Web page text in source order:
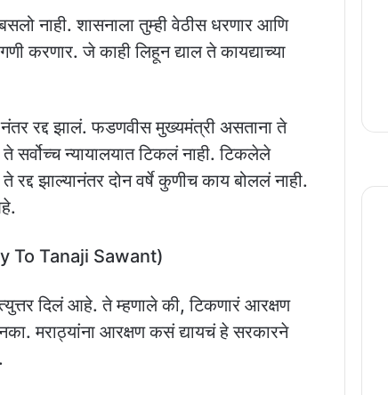
नाही. शासनाला तुम्ही वेठीस धरणार आणि
करणार. जे काही लिहून द्याल ते कायद्याच्या
रद्द झालं. फडणवीस मुख्यमंत्री असताना ते
न्यायालयात टिकलं नाही. टिकलेले
झाल्यानंतर दोन वर्षे कुणीच काय बोललं नाही.
To Tanaji Sawant)
दिलं आहे. ते म्हणाले की, टिकणारं आरक्षण
मराठ्यांना आरक्षण कसं द्यायचं हे सरकारने